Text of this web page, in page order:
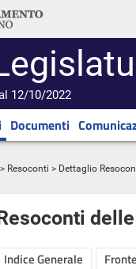
12/10/2022
Documenti
> Resoconti > Dettaglio
Indice Generale